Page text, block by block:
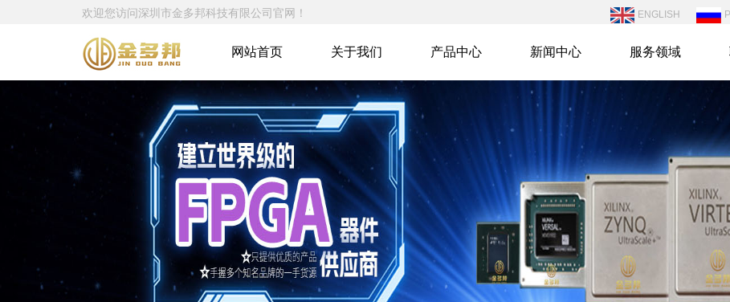
欢迎您访问深圳市金多邦科技有限公司官网！ ENGLISH
网站首页 关于我们 产品中心 新闻中心 服务领域